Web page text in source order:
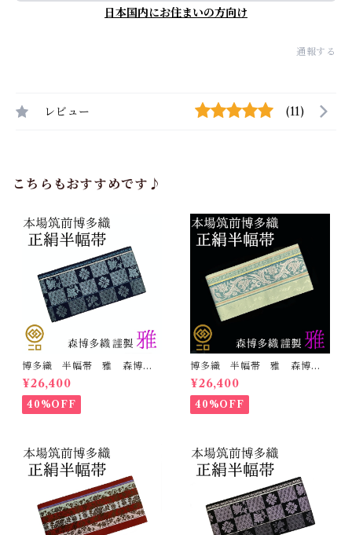
日本国内にお住まいの方向け
通報する
レビュー (11)
こちらもおすすめです♪
博多織 半幅帯 雅 森博多
織 正絹 リバーシブル 長
さ/3m78cm 日本製 和装
小袋帯 半巾帯
¥26,400
40%OFF
博多織 半幅帯 雅 森博多
織 正絹 リバーシブル 長
さ/3m78cm 日本製 和装
小袋帯 半巾帯
¥26,400
40%OFF